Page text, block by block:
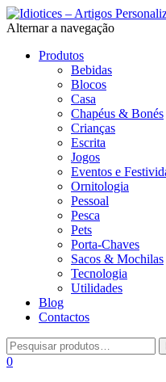
Alternar a navegação
Produtos
Bebidas
Blocos
Casa
Chapéus & Bonés
Crianças
Escrita
Jogos
Eventos e
Ornitologia
Pessoal
Pesca
Pets
Porta-Chaves
Sacos & Mochilas
Tecnologia
Utilidades
Blog
Contactos
0